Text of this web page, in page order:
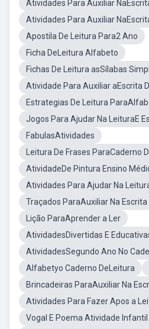
Atividades Para Auxiliar
Atividades Para Auxiliar
Apostila De Leitura Para2 Ano
Ficha DeLeitura Alfabeto
Fichas De Leitura asSílabas
Atividade Para Auxiliar aEscrita
Estrategias De Leitura
Jogos Para Ajudar Na LeituraE
FabulasAtividades
Leitura De Frases ParaCaderno
AtividadeDe Pintura Ensino
Atividades Para Ajudar Na
Traçados ParaAuxiliar Na Escrita
Lição ParaAprender a Ler
AtividadesDivertidas E
AtividadesSegundo Ano No
Alfabetyo Caderno DeLeitura
Brincadeiras ParaAuxiliar Na
Atividades Para Fazer Apos a
Vogal E Poema Atividade Infantil